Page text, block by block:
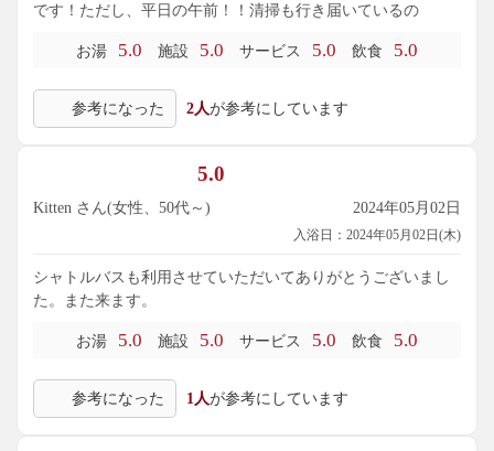
です！ただし、平日の午前！！清掃も行き届いているの
お湯 5.0 施設 5.0 サービス 5.0 飲食 5.0
参考になった 2人が参考にしています
5.0
Kitten さん(女性、50代～) 2024年05月02日
入浴日：2024年05月02日(木)
シャトルバスも利用させていただいてありがとうございまし
た。また来ます。
お湯 5.0 施設 5.0 サービス 5.0 飲食 5.0
参考になった 1人が参考にしています